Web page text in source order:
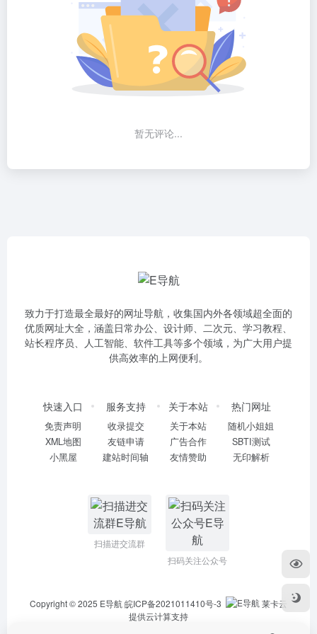
暂无评论...
致力于打造最全最好的网址导航，收集国内外各领域超全面的
优质网址大全，涵盖日常办公、设计师、二次元、学习教程、
站长程序员、人工智能、软件工具等多个领域，为广大用户提
供高效率的上网便利。
快速入口
免责声明
XML地图
小黑屋
服务支持
收录提交
友链申请
建站时间轴
关于本站
关于本站
广告合作
友情赞助
热门网址
随机小姐姐
SBTI测试
无印解析
扫描进交流群
扫码关注公众号
Copyright © 2025 E导航皖ICP备2021011410号-3
莱卡云
提供云计算支持